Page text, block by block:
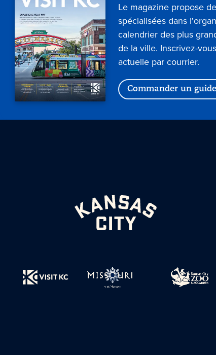
Le magazine propose
spécialisées dans
calendrier des plus
de la ville. Inscrivez-
actuelle par courrier.
Commander un